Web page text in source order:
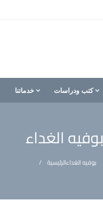
كتب ودراسات خدماتنا
بوفيه الغداء
الرئيسيةبوفيه الغداء